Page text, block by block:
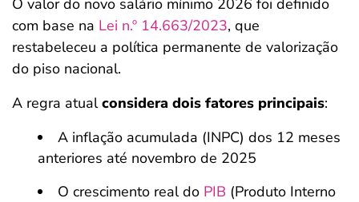
O valor do novo salário mínimo 2026 foi definido
com base na Lei n.º 14.663/2023, que
restabeleceu a política permanente de valorização
do piso nacional.
A regra atualconsidera dois fatores principais:
A inflação acumulada (INPC) dos 12 meses
anteriores até novembro de 2025
O crescimento real do PIB (Produto Interno